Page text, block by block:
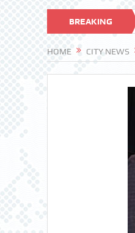
BREAKING
NEWS
TRUST पात्र मतदाताओं का
HOME CITY NEWS